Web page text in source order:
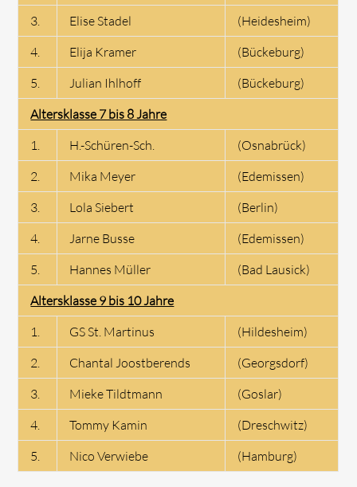
3.
Elise Stadel
(Heidesheim)
4.
Elija Kramer
(Bückeburg)
5.
Julian Ihlhoff
(Bückeburg)
Altersklasse 7 bis 8 Jahre
1.
H.-Schüren-Sch.
(Osnabrück)
2.
Mika Meyer
(Edemissen)
3.
Lola Siebert
(Berlin)
4.
Jarne Busse
(Edemissen)
5.
Hannes Müller
(Bad Lausick)
Altersklasse 9 bis 10 Jahre
1.
GS St. Martinus
(Hildesheim)
2.
Chantal Joostberends
(Georgsdorf)
3.
Mieke Tildtmann
(Goslar)
4.
Tommy Kamin
(Dreschwitz)
5.
Nico Verwiebe (Hamburg)